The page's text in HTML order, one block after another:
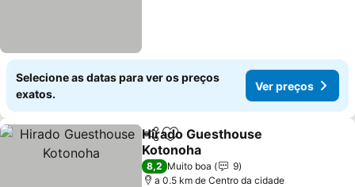
Selecione as datas para ver os preços
exatos.
Ver preços
PartilharAdicionar aos favoritos
Hirado Guesthouse
Kotonoha
Ver preços
8,2 Muito boa
9
a 0.5 km de Centro da cidade